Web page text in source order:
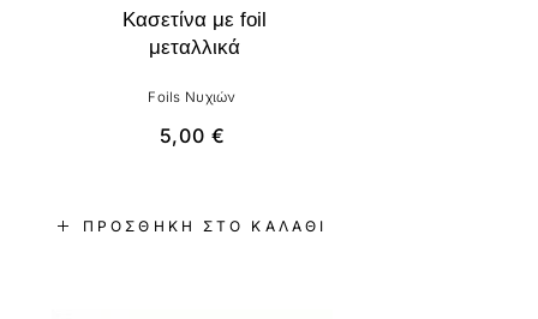
ΠΡΟΣΘΉΚΗ ΣΤΟ ΚΑΛΆΘΙ
Κασετίνα με foil
μεταλλικά
Foils Νυχιών
5,00 €